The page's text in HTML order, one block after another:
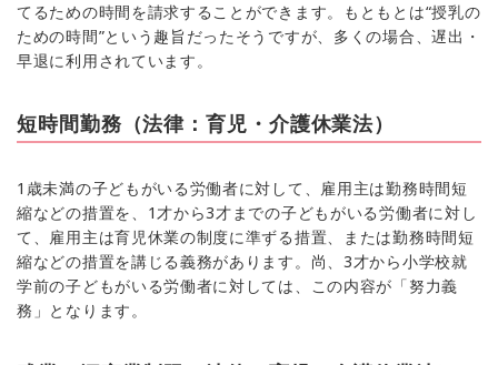
てるための時間を請求することができます。もともとは“授乳の
ための時間”という趣旨だったそうですが、多くの場合、遅出・
早退に利用されています。
短時間勤務（法律：育児・介護休業法）
1歳未満の子どもがいる労働者に対して、雇用主は勤務時間短
縮などの措置を、1才から3才までの子どもがいる労働者に対し
て、雇用主は育児休業の制度に準ずる措置、または勤務時間短
縮などの措置を講じる義務があります。尚、3才から小学校就
学前の子どもがいる労働者に対しては、この内容が「努力義
務」となります。